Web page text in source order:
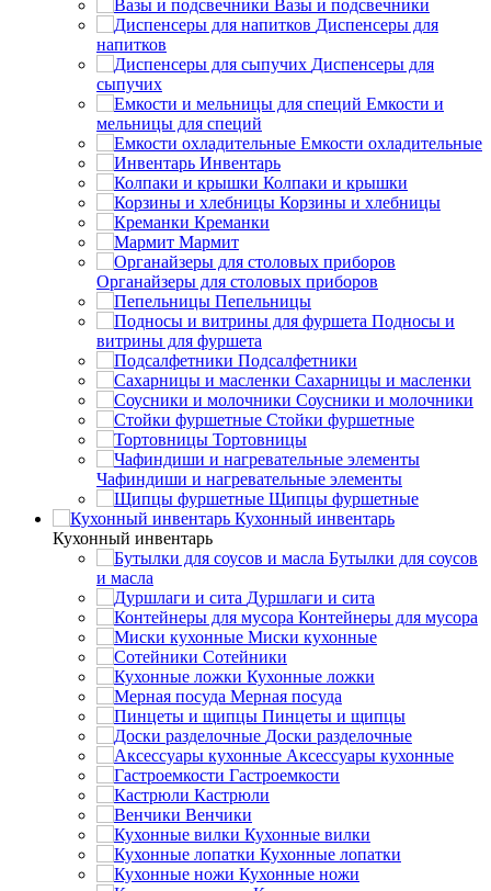
Вазы и подсвечники
Диспенсеры для
напитков
Диспенсеры для
сыпучих
Емкости и
мельницы для специй
Емкости охладительные
Инвентарь
Колпаки и крышки
Корзины и хлебницы
Креманки
Мармит
Органайзеры для столовых приборов
Пепельницы
Подносы и
витрины для фуршета
Подсалфетники
Сахарницы и масленки
Соусники и молочники
Стойки фуршетные
Тортовницы
Чафиндиши и нагревательные элементы
Щипцы фуршетные
Кухонный инвентарь
Кухонный инвентарь
Бутылки для соусов
и масла
Дуршлаги и сита
Контейнеры для мусора
Миски кухонные
Сотейники
Кухонные ложки
Мерная посуда
Пинцеты и щипцы
Доски разделочные
Аксессуары кухонные
Гастроемкости
Кастрюли
Венчики
Кухонные вилки
Кухонные лопатки
Кухонные ножи